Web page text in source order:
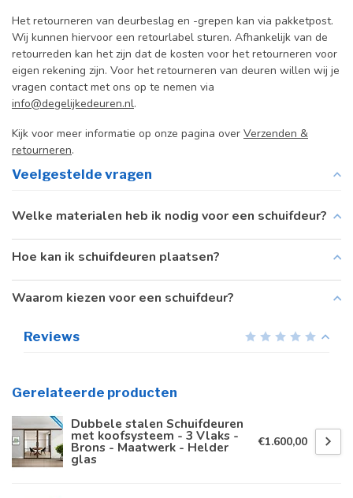
Het retourneren van deurbeslag en -grepen kan via pakketpost.
Wij kunnen hiervoor een retourlabel sturen. Afhankelijk van de
retourreden kan het zijn dat de kosten voor het retourneren voor
eigen rekening zijn. Voor het retourneren van deuren willen wij je
vragen contact met ons op te nemen via
info@degelijkedeuren.nl.
Kijk voor meer informatie op onze pagina over Verzenden &
retourneren.
Veelgestelde vragen
Welke materialen heb ik nodig voor een schuifdeur?
Hoe kan ik schuifdeuren plaatsen?
Waarom kiezen voor een schuifdeur?
Reviews
Gerelateerde producten
Dubbele stalen Schuifdeuren
met koofsysteem - 3 Vlaks -
Brons - Maatwerk - Helder
glas
€1.600,00